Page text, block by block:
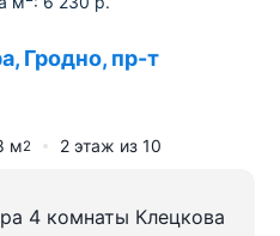
Гродно, пр-т
м2 2 этаж из 10
4 комнаты Клецкова